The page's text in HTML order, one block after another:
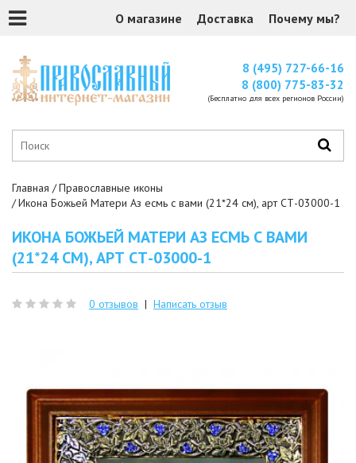
О магазине Доставка Почему мы?
8 (495) 727-66-16
8 (800) 775-83-32
(Бесплатно для всех регионов России)
Главная
Православные иконы
Икона Божьей Матери Аз есмь с вами (21*24 см), арт СТ-03000-1
ИКОНА БОЖЬЕЙ МАТЕРИ АЗ ЕСМЬ С ВАМИ
(21*24 СМ), АРТ СТ-03000-1
0 отзывов | Написать отзыв